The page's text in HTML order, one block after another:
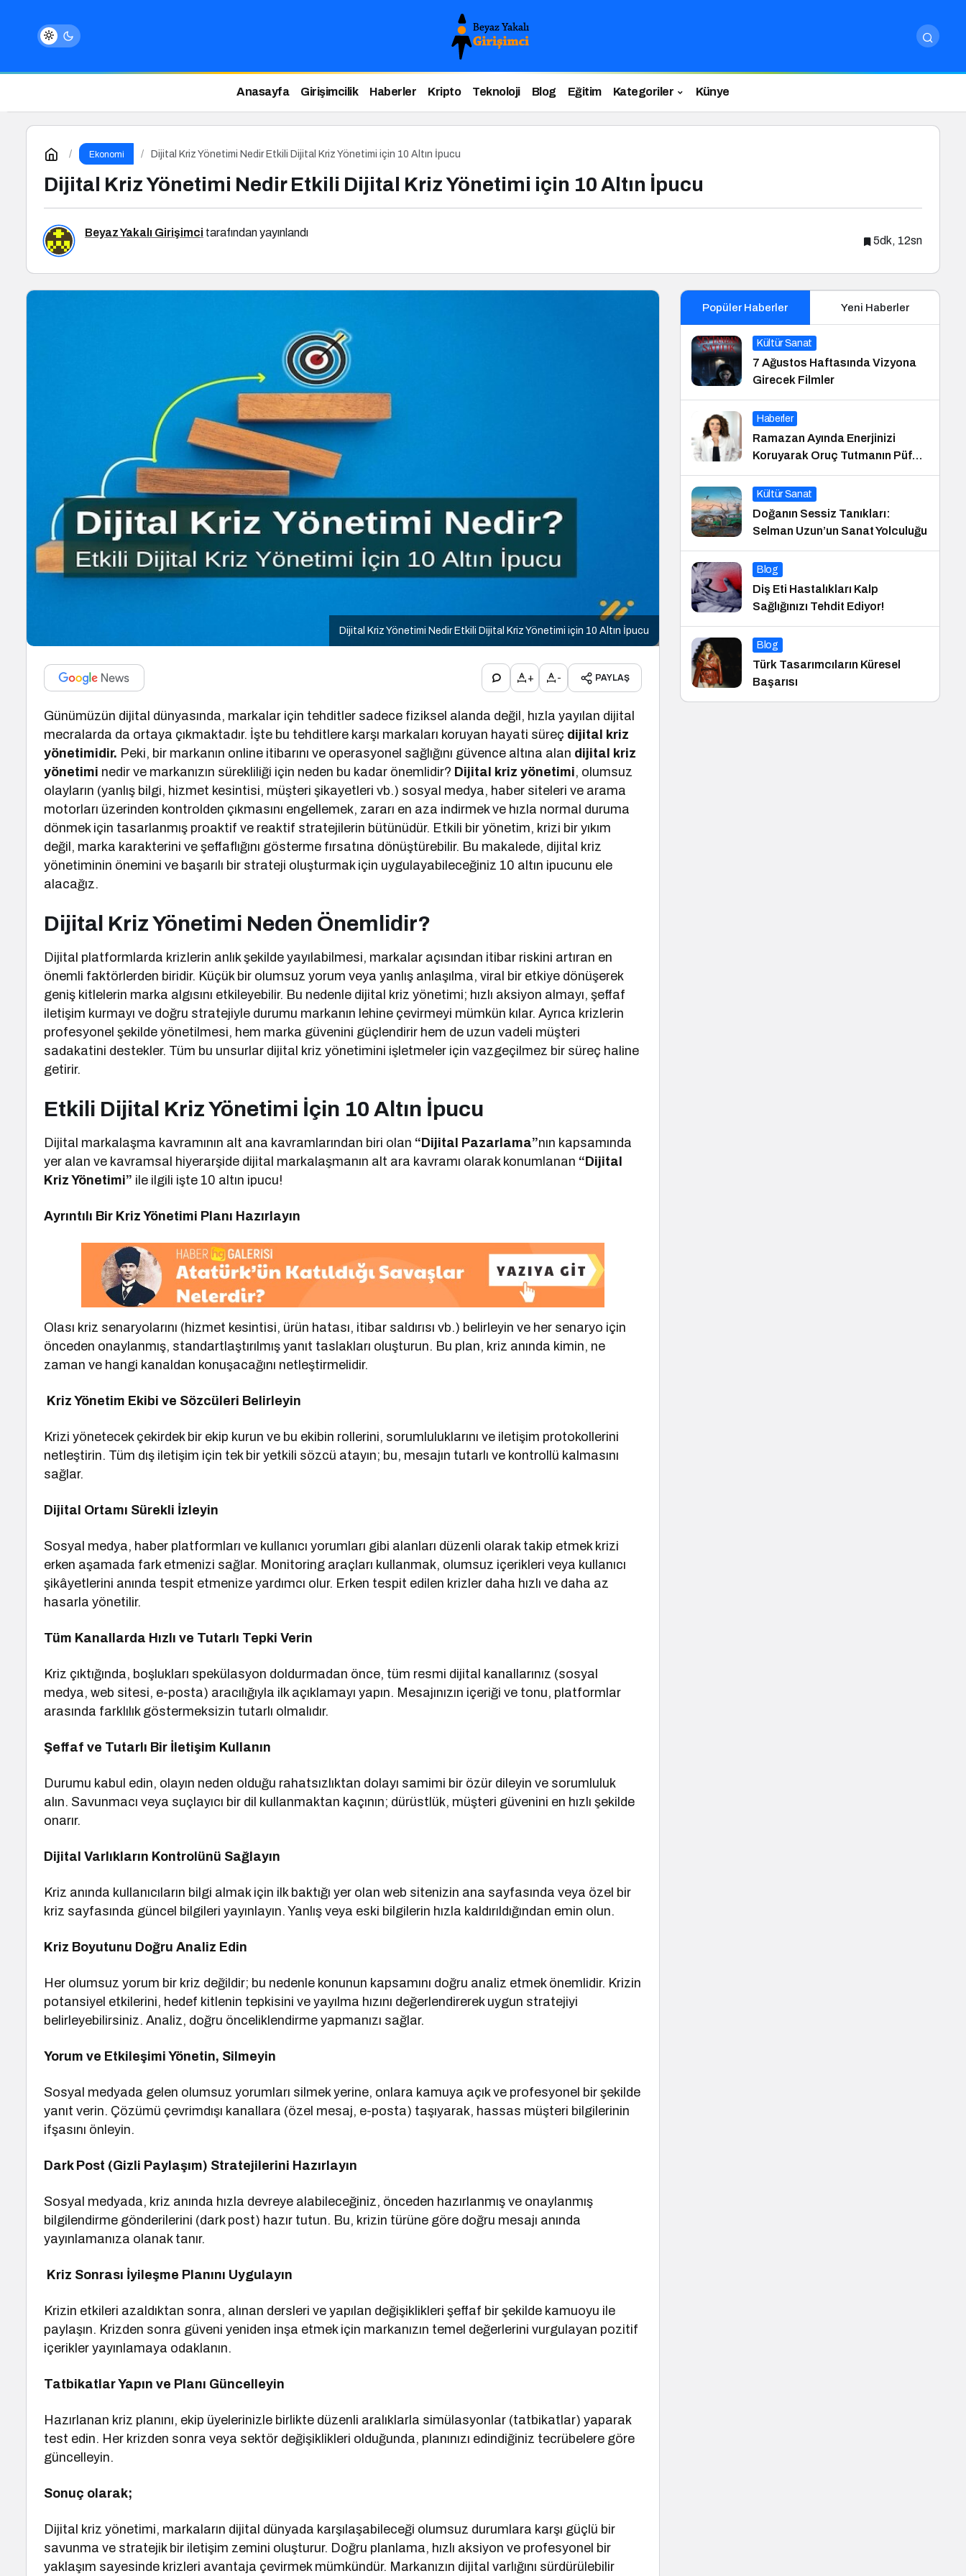
Anasayfa Girişimcilik Haberler Kripto Teknoloji Blog Eğitim Kategoriler Künye
Ekonomi Dijital Kriz Yönetimi Nedir Etkili Dijital Kriz Yönetimi için 10 Altın İpucu
Dijital Kriz Yönetimi Nedir Etkili Dijital Kriz Yönetimi için 10 Altın İpucu
Beyaz Yakalı Girişimci tarafından yayınlandı
5dk, 12sn
Dijital Kriz Yönetimi Nedir Etkili Dijital Kriz Yönetimi için 10 Altın İpucu
+ - PAYLAŞ
Günümüzün dijital dünyasında, markalar için tehditler sadece fiziksel alanda değil, hızla yayılan dijital
mecralarda da ortaya çıkmaktadır. İşte bu tehditlere karşı markaları koruyan hayati süreç dijital kriz
yönetimidir. Peki, bir markanın online itibarını ve operasyonel sağlığını güvence altına alan dijital kriz
yönetimi nedir ve markanızın sürekliliği için neden bu kadar önemlidir? Dijital kriz yönetimi, olumsuz
olayların (yanlış bilgi, hizmet kesintisi, müşteri şikayetleri vb.) sosyal medya, haber siteleri ve arama
motorları üzerinden kontrolden çıkmasını engellemek, zararı en aza indirmek ve hızla normal duruma
dönmek için tasarlanmış proaktif ve reaktif stratejilerin bütünüdür. Etkili bir yönetim, krizi bir yıkım
değil, marka karakterini ve şeffaflığını gösterme fırsatına dönüştürebilir. Bu makalede, dijital kriz
yönetiminin önemini ve başarılı bir strateji oluşturmak için uygulayabileceğiniz 10 altın ipucunu ele
alacağız.
Dijital Kriz Yönetimi Neden Önemlidir?
Dijital platformlarda krizlerin anlık şekilde yayılabilmesi, markalar açısından itibar riskini artıran en
önemli faktörlerden biridir. Küçük bir olumsuz yorum veya yanlış anlaşılma, viral bir etkiye dönüşerek
geniş kitlelerin marka algısını etkileyebilir. Bu nedenle dijital kriz yönetimi; hızlı aksiyon almayı, şeffaf
iletişim kurmayı ve doğru stratejiyle durumu markanın lehine çevirmeyi mümkün kılar. Ayrıca krizlerin
profesyonel şekilde yönetilmesi, hem marka güvenini güçlendirir hem de uzun vadeli müşteri
sadakatini destekler. Tüm bu unsurlar dijital kriz yönetimini işletmeler için vazgeçilmez bir süreç haline
getirir.
Etkili Dijital Kriz Yönetimi İçin 10 Altın İpucu
Dijital markalaşma kavramının alt ana kavramlarından biri olan “Dijital Pazarlama”nın kapsamında
yer alan ve kavramsal hiyerarşide dijital markalaşmanın alt ara kavramı olarak konumlanan “Dijital
Kriz Yönetimi” ile ilgili işte 10 altın ipucu!
Ayrıntılı Bir Kriz Yönetimi Planı Hazırlayın
Olası kriz senaryolarını (hizmet kesintisi, ürün hatası, itibar saldırısı vb.) belirleyin ve her senaryo için
önceden onaylanmış, standartlaştırılmış yanıt taslakları oluşturun. Bu plan, kriz anında kimin, ne
zaman ve hangi kanaldan konuşacağını netleştirmelidir.
Kriz Yönetim Ekibi ve Sözcüleri Belirleyin
Krizi yönetecek çekirdek bir ekip kurun ve bu ekibin rollerini, sorumluluklarını ve iletişim protokollerini
netleştirin. Tüm dış iletişim için tek bir yetkili sözcü atayın; bu, mesajın tutarlı ve kontrollü kalmasını
sağlar.
Dijital Ortamı Sürekli İzleyin
Sosyal medya, haber platformları ve kullanıcı yorumları gibi alanları düzenli olarak takip etmek krizi
erken aşamada fark etmenizi sağlar. Monitoring araçları kullanmak, olumsuz içerikleri veya kullanıcı
şikâyetlerini anında tespit etmenize yardımcı olur. Erken tespit edilen krizler daha hızlı ve daha az
hasarla yönetilir.
Tüm Kanallarda Hızlı ve Tutarlı Tepki Verin
Kriz çıktığında, boşlukları spekülasyon doldurmadan önce, tüm resmi dijital kanallarınız (sosyal
medya, web sitesi, e-posta) aracılığıyla ilk açıklamayı yapın. Mesajınızın içeriği ve tonu, platformlar
arasında farklılık göstermeksizin tutarlı olmalıdır.
Şeffaf ve Tutarlı Bir İletişim Kullanın
Durumu kabul edin, olayın neden olduğu rahatsızlıktan dolayı samimi bir özür dileyin ve sorumluluk
alın. Savunmacı veya suçlayıcı bir dil kullanmaktan kaçının; dürüstlük, müşteri güvenini en hızlı şekilde
onarır.
Dijital Varlıkların Kontrolünü Sağlayın
Kriz anında kullanıcıların bilgi almak için ilk baktığı yer olan web sitenizin ana sayfasında veya özel bir
kriz sayfasında güncel bilgileri yayınlayın. Yanlış veya eski bilgilerin hızla kaldırıldığından emin olun.
Kriz Boyutunu Doğru Analiz Edin
Her olumsuz yorum bir kriz değildir; bu nedenle konunun kapsamını doğru analiz etmek önemlidir. Krizin
potansiyel etkilerini, hedef kitlenin tepkisini ve yayılma hızını değerlendirerek uygun stratejiyi
belirleyebilirsiniz. Analiz, doğru önceliklendirme yapmanızı sağlar.
Yorum ve Etkileşimi Yönetin, Silmeyin
Sosyal medyada gelen olumsuz yorumları silmek yerine, onlara kamuya açık ve profesyonel bir şekilde
yanıt verin. Çözümü çevrimdışı kanallara (özel mesaj, e-posta) taşıyarak, hassas müşteri bilgilerinin
ifşasını önleyin.
Dark Post (Gizli Paylaşım) Stratejilerini Hazırlayın
Sosyal medyada, kriz anında hızla devreye alabileceğiniz, önceden hazırlanmış ve onaylanmış
bilgilendirme gönderilerini (dark post) hazır tutun. Bu, krizin türüne göre doğru mesajı anında
yayınlamanıza olanak tanır.
Kriz Sonrası İyileşme Planını Uygulayın
Krizin etkileri azaldıktan sonra, alınan dersleri ve yapılan değişiklikleri şeffaf bir şekilde kamuoyu ile
paylaşın. Krizden sonra güveni yeniden inşa etmek için markanızın temel değerlerini vurgulayan pozitif
içerikler yayınlamaya odaklanın.
Tatbikatlar Yapın ve Planı Güncelleyin
Hazırlanan kriz planını, ekip üyelerinizle birlikte düzenli aralıklarla simülasyonlar (tatbikatlar) yaparak
test edin. Her krizden sonra veya sektör değişiklikleri olduğunda, planınızı edindiğiniz tecrübelere göre
güncelleyin.
Sonuç olarak;
Dijital kriz yönetimi, markaların dijital dünyada karşılaşabileceği olumsuz durumlara karşı güçlü bir
savunma ve stratejik bir iletişim zemini oluşturur. Doğru planlama, hızlı aksiyon ve profesyonel bir
yaklaşım sayesinde krizleri avantaja çevirmek mümkündür. Markanızın dijital varlığını sürdürülebilir
Popüler Haberler Yeni Haberler
Kültür Sanat
7 Ağustos Haftasında Vizyona
Girecek Filmler
Haberler
Ramazan Ayında Enerjinizi
Koruyarak Oruç Tutmanın Püf
Noktaları
Kültür Sanat
Doğanın Sessiz Tanıkları:
Selman Uzun’un Sanat Yolculuğu
Blog
Diş Eti Hastalıkları Kalp
Sağlığınızı Tehdit Ediyor!
Blog
Türk Tasarımcıların Küresel
Başarısı